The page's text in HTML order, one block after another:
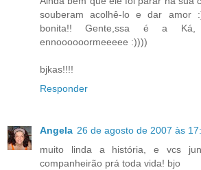
souberam acolhê-lo e dar amor
bonita!! Gente,ssa é a
ennoooooormeeeee :))))
bjkas!!!!
Responder
Angela 26 de agosto de 2007 às
muito linda a história, e vcs
companheirão prá toda vida! bjo